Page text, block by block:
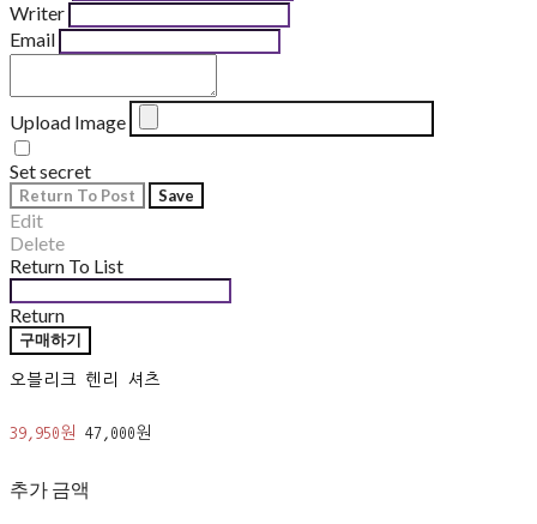
Writer
Email
Upload Image
Set secret
Return To Post Save
Edit
Delete
Return To List
Return
구매하기
오블리크 헨리 셔츠
39,950원 47,000원
추가 금액